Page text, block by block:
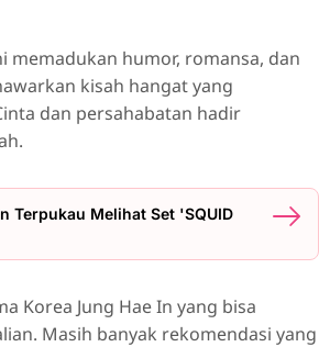
memadukan humor, romansa, dan
kisah hangat yang
dan persahabatan hadir
Terpukau Melihat Set 'SQUID
Korea Jung Hae In yang bisa
Masih banyak rekomendasi yang